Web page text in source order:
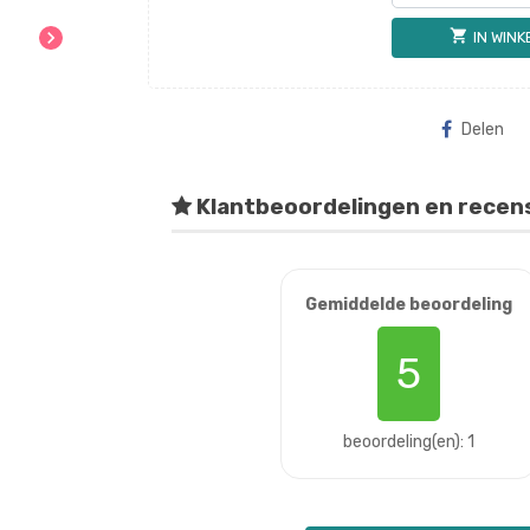
chevron_right shopping_cart IN
Delen
Klantbeoordelingen en
Gemiddelde beoordeling
5
beoordeling(en): 1